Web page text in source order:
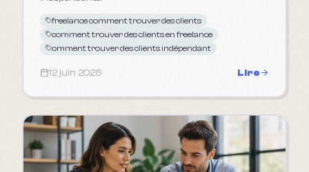
freelance comment trouver des clients
comment trouver des clients en freelance
omment trouver des clients indépendant
12 juin 2026 Lire